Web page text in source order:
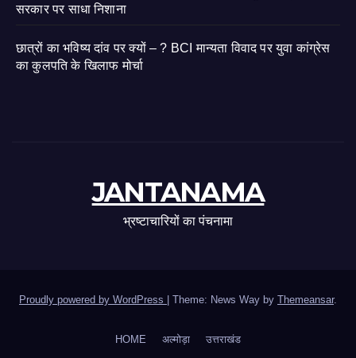
सरकार पर साधा निशाना
छात्रों का भविष्य दांव पर क्यों – ? BCI मान्यता विवाद पर युवा कांग्रेस
का कुलपति के खिलाफ मोर्चा
JANTANAMA
भ्रष्टाचारियों का पंचनामा
Proudly powered by WordPress Theme: News Way by Themeansar.
HOME अल्मोड़ा उत्तराखंड